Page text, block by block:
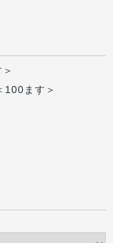
100ます＞